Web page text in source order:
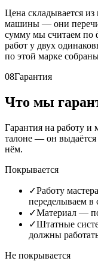
Цена складывается
машины — они
сумму мы считаем по
работ у двух
по этой марке
08Гарантия
Что мы
Гарантия на работу и
талоне — он
нём.
Покрывается
✓Работу
переделываем в
✓Материал —
✓Штатные
должны
Не покрывается